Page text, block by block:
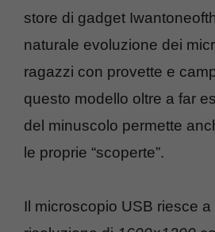
store di gadget
naturale evoluzione dei
ragazzi con provette e
questo modello oltre a far
del minuscolo permette
le proprie “scoperte”.
Il microscopio USB riesce